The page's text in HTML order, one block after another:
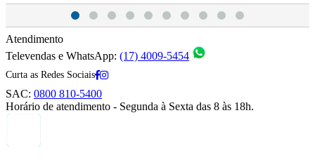
Atendimento
Televendas e WhatsApp: (17) 4009-5454
Curta as Redes Sociais
SAC: 0800 810-5400
Horário de atendimento - Segunda à Sexta das 8 às 18h.